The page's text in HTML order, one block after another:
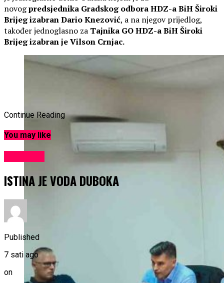
novogpredsjednika Gradskog odbora HDZ-a BiH Široki
Brijeg izabran Dario Knezović, a na njegov prijedlog,
također jednoglasno za Tajnika GO HDZ-a BiH Široki
Brijeg izabran je Vilson Crnjac.
Continue Reading
You may like
ISTINA JE VODA DUBOKA
Published
7 sati ago
on